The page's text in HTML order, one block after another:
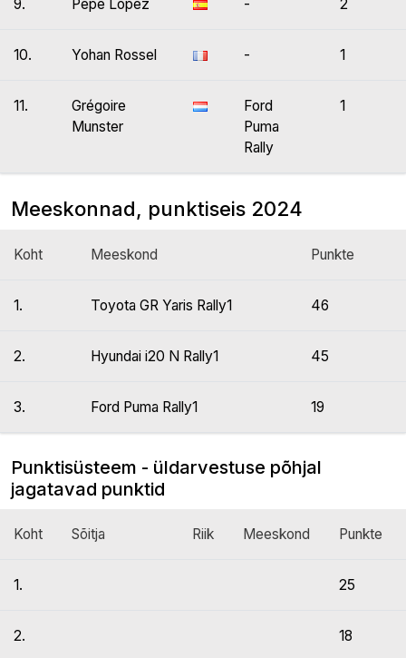
9. Pepe López - 2
10. Yohan Rossel - 1
11.
Grégoire
Munster
Ford
Puma
Rally
1
Meeskonnad, punktiseis 2024
Koht Meeskond Punkte
1. Toyota GR Yaris Rally1 46
2. Hyundai i20 N Rally1 45
3. Ford Puma Rally1 19
Punktisüsteem - üldarvestuse põhjal
jagatavad punktid
Koht Sõitja Riik Meeskond Punkte
1. 25
2. 18